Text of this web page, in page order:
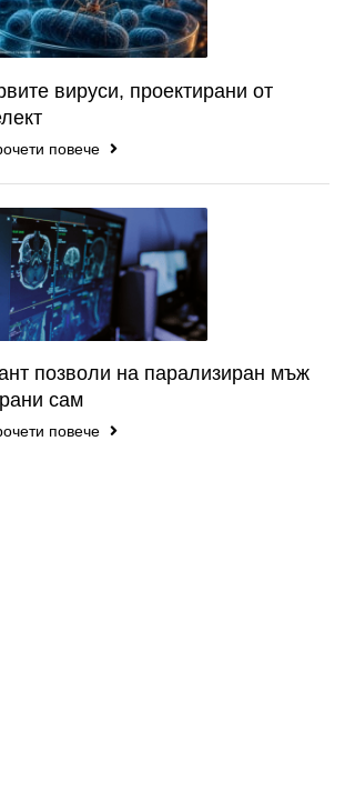
вируси, проектирани от
повече
позволи на парализиран мъж
сам
повече